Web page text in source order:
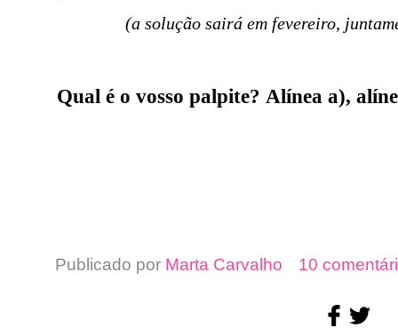
(a solução sairá em fevereiro,
Qual é o vosso palpite? Alínea a),
Publicado por Marta Carvalho 10